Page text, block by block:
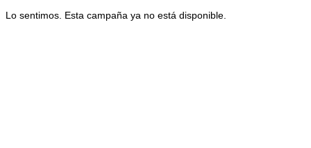
Lo sentimos. Esta campaña ya no está disponible.